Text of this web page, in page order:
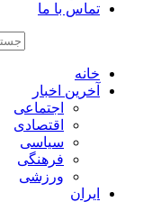
تماس با ما
خانه
آخرین اخبار
اجتماعی
اقتصادی
سیاسی
فرهنگی
ورزشی
ایران